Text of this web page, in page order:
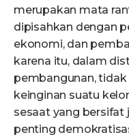
merupakan mata
dipisahkan dengan
ekonomi, dan
karena itu, dalam
pembangunan,
keinginan suatu
sesaat yang bersifat
penting